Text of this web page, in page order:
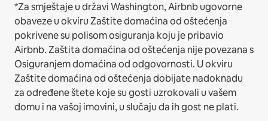
*Za smještaje u državi Washington, Airbnb ugovorne
obaveze u okviru Zaštite domaćina od oštećenja
pokrivene su polisom osiguranja koju je pribavio
Airbnb. Zaštita domaćina od oštećenja nije povezana s
Osiguranjem domaćina od odgovornosti. U okviru
Zaštite domaćina od oštećenja dobijate nadoknadu
za određene štete koje su gosti uzrokovali u vašem
domu i na vašoj imovini, u slučaju da ih gost ne plati.